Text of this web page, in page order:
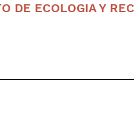
ECOLOGIA Y